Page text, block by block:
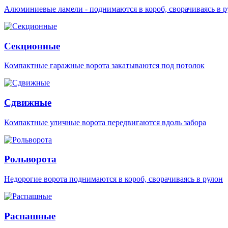
Алюминиевые ламели - поднимаются в короб, сворачиваясь в
Секционные
Компактные гаражные ворота закатываются под потолок
Сдвижные
Компактные уличные ворота передвигаются вдоль забора
Рольворота
Недорогие ворота поднимаются в короб, сворачиваясь в рулон
Распашные